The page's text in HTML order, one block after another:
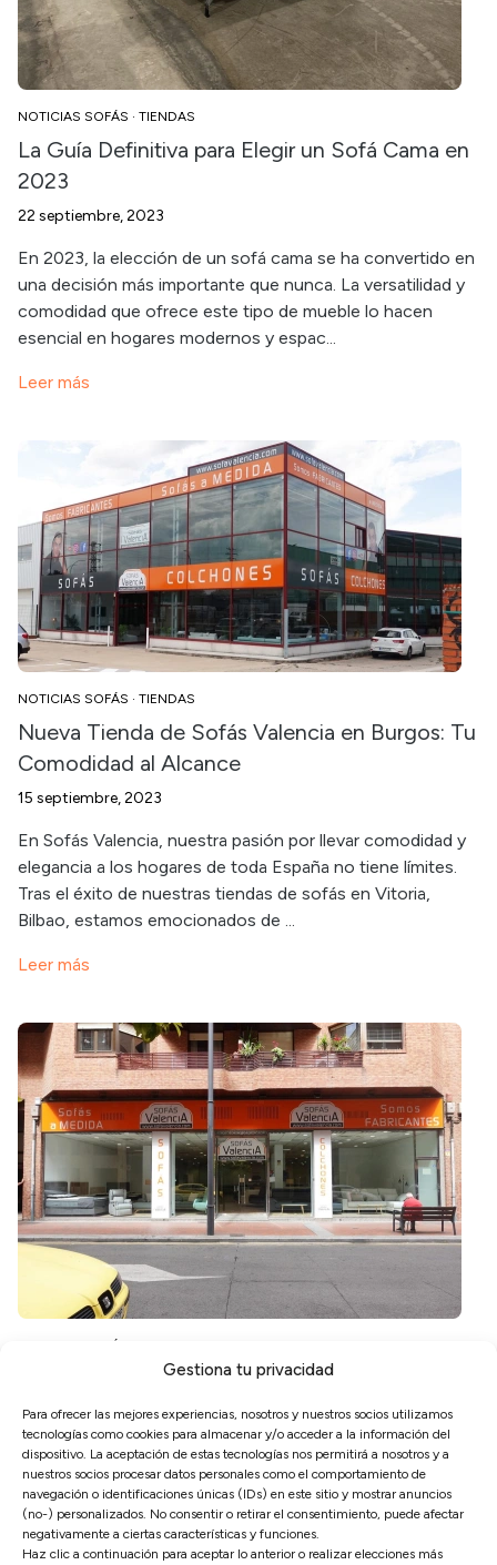
Gestiona tu privacidad
Para ofrecer las mejores experiencias, nosotros y nuestros socios utilizamos
tecnologías como cookies para almacenar y/o acceder a la información del
dispositivo. La aceptación de estas tecnologías nos permitirá a nosotros y a
nuestros socios procesar datos personales como el comportamiento de
navegación o identificaciones únicas (IDs) en este sitio y mostrar anuncios
(no-) personalizados. No consentir o retirar el consentimiento, puede afectar
negativamente a ciertas características y funciones.
Haz clic a continuación para aceptar lo anterior o realizar elecciones más
NOTICIAS SOFÁS · TIENDAS
La Guía Definitiva para Elegir un Sofá Cama en
2023
22 septiembre, 2023
En 2023, la elección de un sofá cama se ha convertido en
una decisión más importante que nunca. La versatilidad y
comodidad que ofrece este tipo de mueble lo hacen
esencial en hogares modernos y espac...
Leer más
NOTICIAS SOFÁS · TIENDAS
Nueva Tienda de Sofás Valencia en Burgos: Tu
Comodidad al Alcance
15 septiembre, 2023
En Sofás Valencia, nuestra pasión por llevar comodidad y
elegancia a los hogares de toda España no tiene límites.
Tras el éxito de nuestras tiendas de sofás en Vitoria,
Bilbao, estamos emocionados de ...
Leer más
NOTICIAS SOFÁS
Sofás Valencia: Tu Tienda de Sofás en
Logroño
11 septiembre, 2023
Puedes encontrarnos en la Calle Dr. Múgica 8, 26002
Logroño. Visita nuestra nueva tienda de Sofás, ¡Te
estamos esperando!...